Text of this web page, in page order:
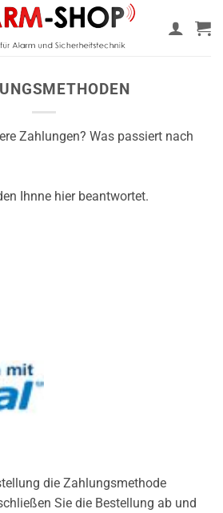
Zahlungen? Was passiert nach
Ihnne hier beantwortet.
die Zahlungsmethode
Sie die Bestellung ab und